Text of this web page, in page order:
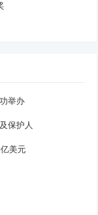
举办
保护人
美元